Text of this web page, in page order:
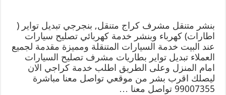
بنشر متنقل مشرف كراج متنقل, بنجرجي تبديل تواير (
اطارات) كهرباء وبنشر خدمة كهربائي تصليح سيارات
عند البيت خدمة السيارات المتنقلة ومميزة مقدمة لجميع
العملاء تبديل تواير بطاريات مشرف تصليح السيارات
امام المنزل وعلى الطريق اطلب خدمة كراجي الان
ليصلك اقرب بشر من موقعي تواصل معنا مباشرة
99007355 تواصل معنا …